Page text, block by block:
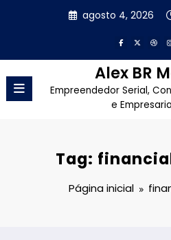
agosto 4, 2026
Alex BR
Empreendedor Serial,
e
Tag:
Página inicial